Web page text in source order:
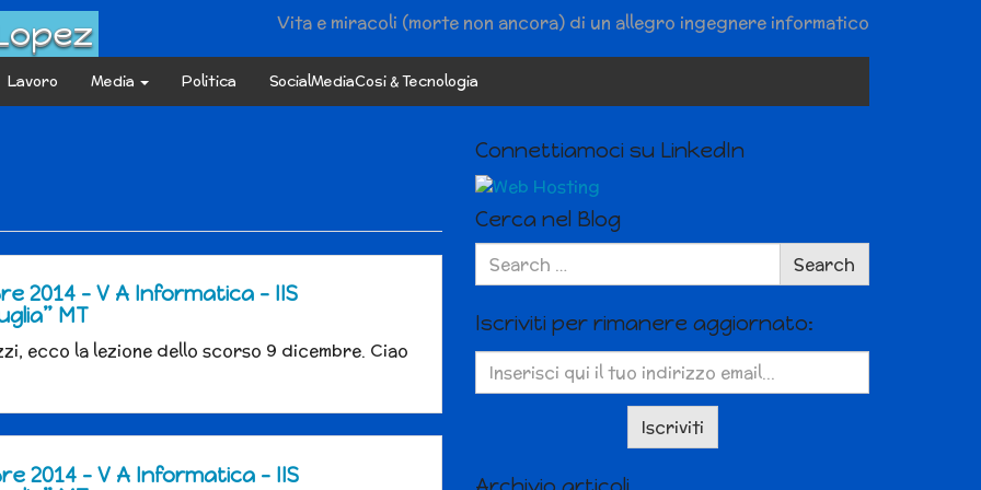
Vita e miracoli (morte non ancora) di un allegro ingegnere informatico
Lavoro Media Politica SocialMediaCosi & Tecnologia
2014 – V A Informatica – IIS
MT
ecco la lezione dello scorso 9 dicembre. Ciao
2014 – V A Informatica – IIS
Connettiamoci su LinkedIn
Cerca nel Blog
Search
for:
Search
Iscriviti per rimanere aggiornato: